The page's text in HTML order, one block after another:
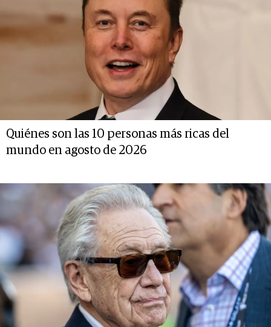
Quiénes son las 10 personas más ricas del
mundo en agosto de 2026